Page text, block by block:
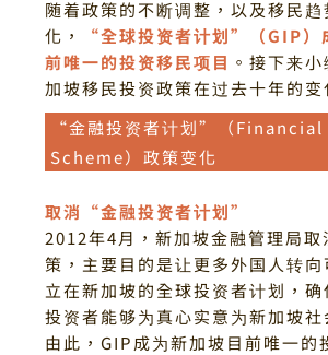
随着政策的不断调整，以及移民趋
化，
“全球投资者计划”（GIP）
前唯一的投资移民项目 。 接下来
加坡移民投资政策在过去十年的变
“金融投资者计划”（
Scheme）政策变化
取消“金融投资者计划”
2012年4月，新加坡金融管理局取
策，主要目的是让更多外国人转
立在新加坡的全球投资者计划，确
投资者能够为真心实意为新加坡社
由此，GIP成为新加坡目前唯一的